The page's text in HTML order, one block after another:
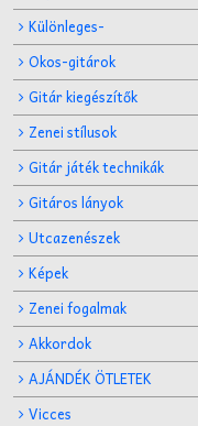
Különleges-
Okos-gitárok
Gitár kiegészítők
Zenei stílusok
Gitár játék technikák
Gitáros lányok
Utcazenészek
Képek
Zenei fogalmak
Akkordok
AJÁNDÉK ÖTLETEK
Vicces